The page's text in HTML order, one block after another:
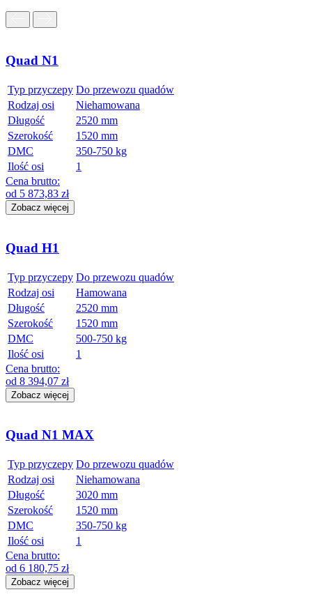
Quad N1
Typ przyczepy Do przewozu quadów
Rodzaj osi
Niehamowana
Długość
2520 mm
Szerokość
1520 mm
DMC
350-750 kg
Ilość osi
1
Cena brutto:
od 5 873,83 zł
Zobacz więcej
Quad H1
Typ przyczepy Do przewozu quadów
Rodzaj osi
Hamowana
Długość
2520 mm
Szerokość
1520 mm
DMC
500-750 kg
Ilość osi
1
Cena brutto:
od 8 394,07 zł
Zobacz więcej
Quad N1 MAX
Typ przyczepy Do przewozu quadów
Rodzaj osi
Niehamowana
Długość
3020 mm
Szerokość
1520 mm
DMC
350-750 kg
Ilość osi
1
Cena brutto:
od 6 180,75 zł
Zobacz więcej